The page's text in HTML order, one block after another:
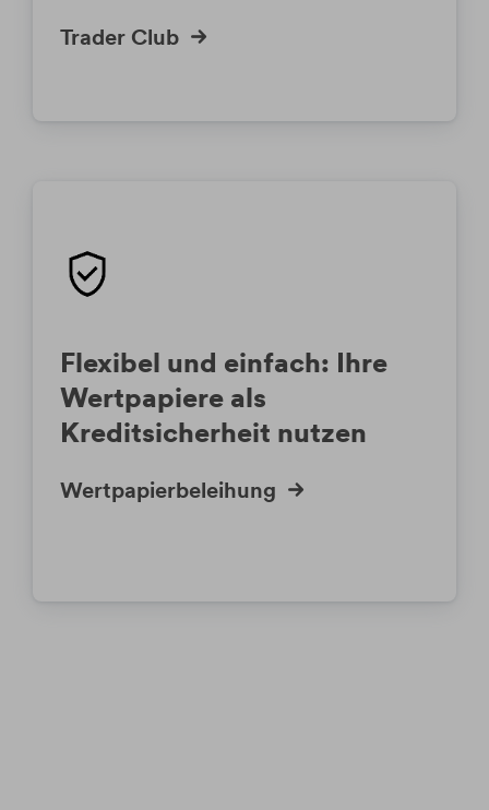
Trader Club
Flexibel und einfach: Ihre
Wertpapiere als
Kreditsicherheit nutzen
Wertpapierbeleihung